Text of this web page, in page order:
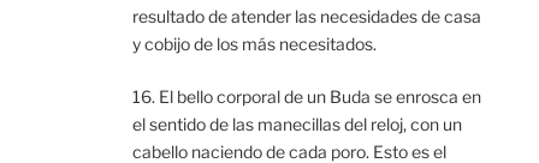
resultado de atender las necesidades de casa
y cobijo de los más necesitados.
16. El bello corporal de un Buda se enrosca en
el sentido de las manecillas del reloj, con un
cabello naciendo de cada poro. Esto es el